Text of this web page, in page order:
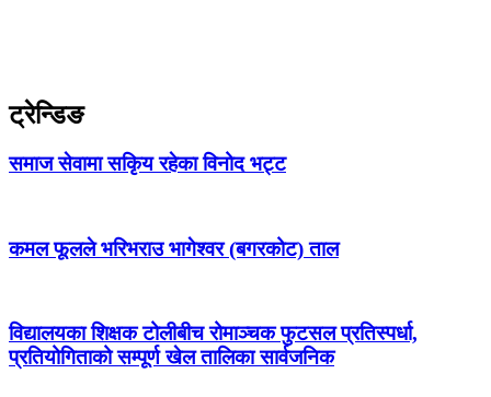
ट्रेन्डिङ
समाज सेवामा सकिृय रहेका विनोद भट्ट
कमल फूलले भरिभराउ भागेश्वर (बगरकोट) ताल
विद्यालयका शिक्षक टोलीबीच रोमाञ्चक फुटसल प्रतिस्पर्धा,
प्रतियोगिताको सम्पूर्ण खेल तालिका सार्वजनिक